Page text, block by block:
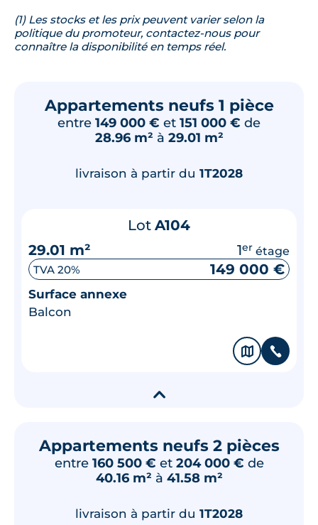
(1) Les stocks et les prix peuvent varier selon la
politique du promoteur, contactez-nous pour
connaître la disponibilité en temps réel.
Appartements neufs 1 pièce
entre 149 000 € et 151 000 € de
28.96 m² à 29.01 m²
livraison à partir du 1T2028
Lot A104
29.01 m²
1er étage
TVA 20% 149 000 €
Surface annexe
Balcon
🗞 📞
▾
Appartements neufs 2 pièces
entre 160 500 € et 204 000 € de
40.16 m² à 41.58 m²
livraison à partir du 1T2028